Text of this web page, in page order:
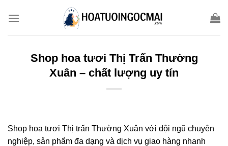
Shop hoa tươi Thị Trấn Thường
Xuân – chất lượng uy tín
Shop hoa tươi Thị trấn Thường Xuân với đội ngũ chuyên
nghiệp, sản phẩm đa dạng và dịch vụ giao hàng nhanh